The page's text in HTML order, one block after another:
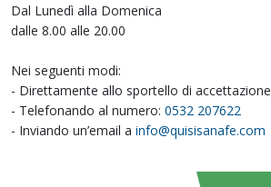
Dal Lunedì alla Domenica
dalle 8.00 alle 20.00
Nei seguenti modi:
- Direttamente allo sportello di accettazione
- Telefonando al numero: 0532 207622
- Inviando un’email a info@quisisanafe.com